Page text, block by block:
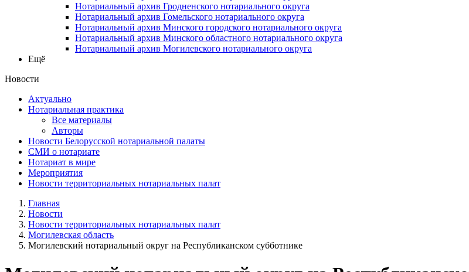
Нотариальный архив Гродненского нотариального округа
Нотариальный архив Гомельского нотариального округа
Нотариальный архив Минского городского нотариального округа
Нотариальный архив Минского областного нотариального округа
Нотариальный архив Могилевского нотариального округа
Ещё
Новости
Актуально
Нотариальная практика
Все материалы
Авторы
Новости Белорусской нотариальной палаты
СМИ о нотариате
Нотариат в мире
Мероприятия
Новости территориальных нотариальных палат
Главная
Новости
Новости территориальных нотариальных палат
Могилевская область
Могилевский нотариальный округ на Республиканском субботнике